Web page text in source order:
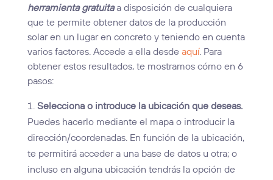
herramienta gratuitaa disposición de cualquiera
que te permite obtener datos de la producción
solar en un lugar en concreto y teniendo en cuenta
varios factores. Accede a ella desde aquí. Para
obtener estos resultados, te mostramos cómo en 6
pasos:
Selecciona o introduce la ubicación que deseas.
Puedes hacerlo mediante el mapa o introducir la
dirección/coordenadas. En función de la ubicación,
te permitirá acceder a una base de datos u otra; o
incluso en alguna ubicación tendrás la opción de